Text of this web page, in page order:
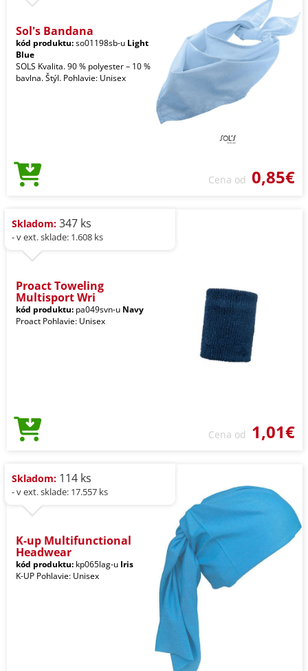
Sol's Bandana
kód produktu:so01198sb-u Light
Blue
SOLS Kvalita. 90 % polyester – 10 %
bavlna. Štýl. Pohlavie: Unisex
Cena od 0,85€
Skladom: 347 ks
- v ext. sklade: 1.608 ks
Proact Toweling
Multisport Wri
kód produktu: pa049svn-u Navy
Proact Pohlavie: Unisex
Cena od 1,01€
Skladom: 114 ks
- v ext. sklade: 17.557 ks
K-up Multifunctional
Headwear
kód produktu: kp065lag-u Iris
K-UP Pohlavie: Unisex